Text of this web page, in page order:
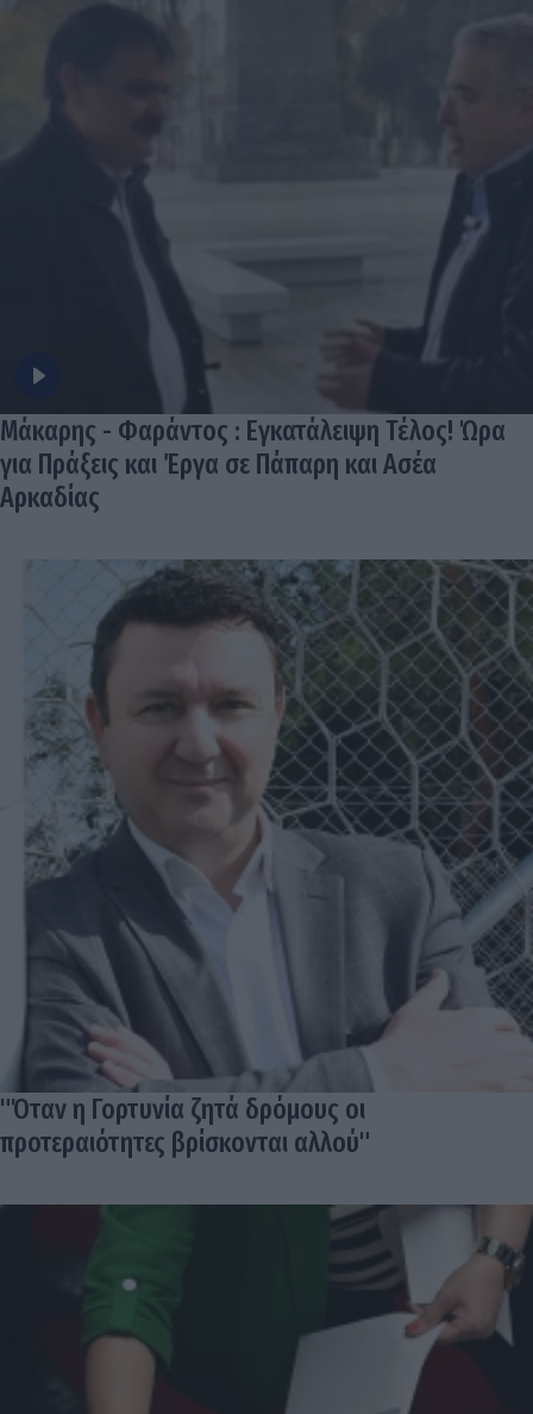
Μάκαρης - Φαράντος : Εγκατάλειψη Τέλος! Ώρα
για Πράξεις και Έργα σε Πάπαρη και Ασέα
Αρκαδίας
"Όταν η Γορτυνία ζητά δρόμους οι
προτεραιότητες βρίσκονται αλλού"